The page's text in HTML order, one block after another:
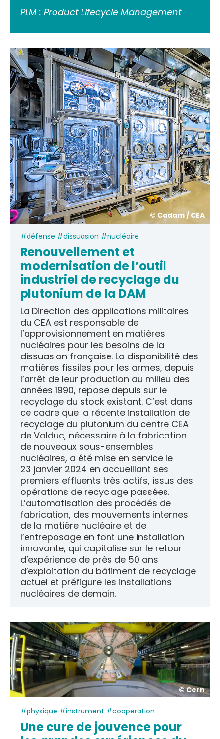
PLM : Product Lifecycle Management
© Cadam / CEA
#défense #dissuasion #nucléaire
Renouvellement et
modernisation de l’outil
industriel de recyclage du
plutonium de la DAM
La Direction des applications militaires
du CEA est responsable de
l’approvisionnement en matières
nucléaires pour les besoins de la
dissuasion française. La disponibilité des
matières fissiles pour les armes, depuis
l’arrêt de leur production au milieu des
années 1990, repose depuis sur le
recyclage du stock existant. C’est dans
ce cadre que la récente installation de
recyclage du plutonium du centre CEA
de Valduc, nécessaire à la fabrication
de nouveaux sous-ensembles
nucléaires, a été mise en service le
23 janvier 2024 en accueillant ses
premiers effluents très actifs, issus des
opérations de recyclage passées.
L’automatisation des procédés de
fabrication, des mouvements internes
de la matière nucléaire et de
l’entreposage en font une installation
innovante, qui capitalise sur le retour
d’expérience de près de 50 ans
d’exploitation du bâtiment de recyclage
actuel et préfigure les installations
nucléaires de demain.
© Cern
#physique #instrument #cooperation
Une cure de jouvence pour